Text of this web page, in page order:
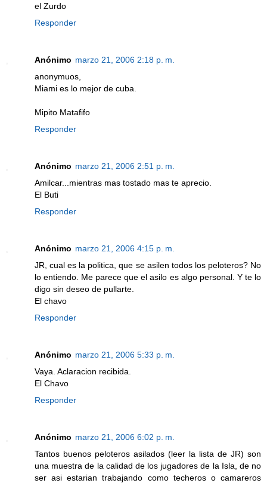
el Zurdo
Responder
Anónimo marzo 21, 2006 2:18 p. m.
anonymuos,
Miami es lo mejor de cuba.
Mipito Matafifo
Responder
Anónimo marzo 21, 2006 2:51 p. m.
Amilcar...mientras mas tostado mas te aprecio.
El Buti
Responder
Anónimo marzo 21, 2006 4:15 p. m.
JR, cual es la politica, que se asilen todos los peloteros? No
lo entiendo. Me parece que el asilo es algo personal. Y te lo
digo sin deseo de pullarte.
El chavo
Responder
Anónimo marzo 21, 2006 5:33 p. m.
Vaya. Aclaracion recibida.
El Chavo
Responder
Anónimo marzo 21, 2006 6:02 p. m.
Tantos buenos peloteros asilados (leer la lista de JR) son
una muestra de la calidad de los jugadores de la Isla, de no
ser asi estarian trabajando como techeros o camareros